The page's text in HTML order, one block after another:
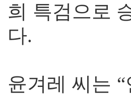
희 특검으로
다.
윤겨레 씨는